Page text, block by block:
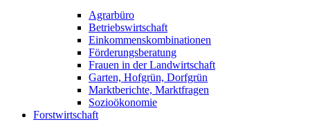
Agrarbüro
Betriebswirtschaft
Einkommenskombinationen
Förderungsberatung
Frauen in der Landwirtschaft
Garten, Hofgrün, Dorfgrün
Marktberichte, Marktfragen
Sozioökonomie
Forstwirtschaft